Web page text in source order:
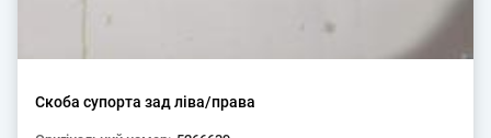
Скоба супорта зад ліва/права